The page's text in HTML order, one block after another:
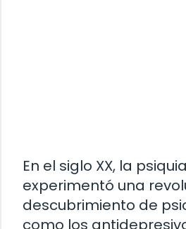
En el siglo XX, la
experimentó una
descubrimiento de
como los